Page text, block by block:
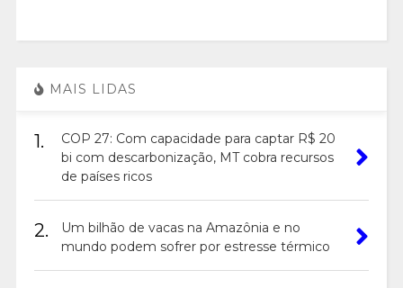
MAIS LIDAS
1.
COP 27: Com capacidade para captar R$ 20
bi com descarbonização, MT cobra recursos
de países ricos
2.
Um bilhão de vacas na Amazônia e no
mundo podem sofrer por estresse térmico